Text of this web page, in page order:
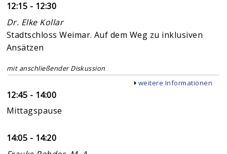
12:15 - 12:30
Dr. Elke Kollar
Stadtschloss Weimar. Auf dem Weg zu inklusiven
Ansätzen
mit anschließender Diskussion
Anzeigen
weitere Informationen
12:45 - 14:00
Mittagspause
14:05 - 14:20